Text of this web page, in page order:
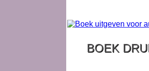
BOEK